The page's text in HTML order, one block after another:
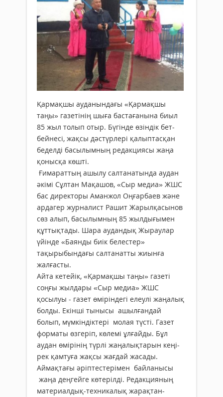
Қармақшы ауданындағы «Қармақшы
таңы» газетінің шыға бастағанына биыл
85 жыл толып отыр. Бүгінде өзіндік бет-
бейнесі, жақсы дәстүрлері қалыптасқан
беделді басылымның редакциясы жаңа
қонысқа көшті.
Ғимараттың ашылу салтанатында аудан
әкімі Сұлтан Мақашов, «Сыр медиа» ЖШС
бас директоры Аманжол Оңғарбаев және
ардагер журналист Рашит Жарылқасынов
сөз алып, басылымның 85 жылдығымен
құттықтады. Шара аудандық Жыраулар
үйінде «Баянды биік белестер»
тақырыбындағы салтанатты жиынға
жалғасты.
Айта кетейік, «Қармақшы таңы» газеті
соңғы жылдары «Сыр медиа» ЖШС
қосылуы - газет өміріндегі елеулі жа­ңа­лық
болды. Екінші тынысы ашыл­ғандай
болып, мүмкіндік­тері мо­­лая түсті. Газет
форматы өзгеріп, кө­лемі ұлғайды. Бұл
аудан өмірінің түр­лі жаңалықтарын кеңі­
рек қамтуға жақ­сы жағдай жасады.
Аймақтағы әріп­тес­те­рімен байланысы
жаңа дең­гейге көтеріл­ді. Ре­дак­цияның
материалдық-техни­калық жарақ­тан­